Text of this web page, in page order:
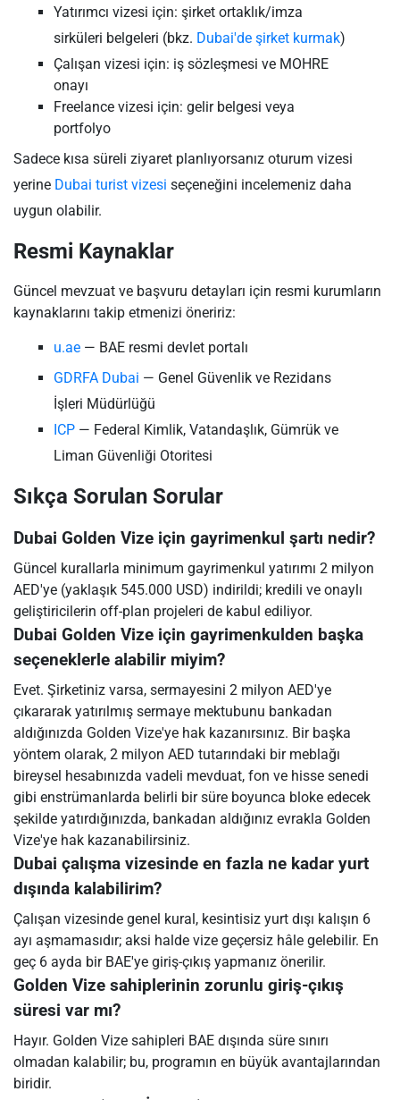
Yatırımcı vizesi için: şirket ortaklık/imza
sirküleri belgeleri (bkz. Dubai'de şirket kurmak)
Çalışan vizesi için: iş sözleşmesi ve MOHRE
onayı
Freelance vizesi için: gelir belgesi veya
portfolyo
Sadece kısa süreli ziyaret planlıyorsanız oturum vizesi
yerine Dubai turist vizesi seçeneğini incelemeniz daha
uygun olabilir.
Resmi Kaynaklar
Güncel mevzuat ve başvuru detayları için resmi kurumların
kaynaklarını takip etmenizi öneririz:
u.ae — BAE resmi devlet portalı
GDRFA Dubai — Genel Güvenlik ve Rezidans
İşleri Müdürlüğü
ICP — Federal Kimlik, Vatandaşlık, Gümrük ve
Liman Güvenliği Otoritesi
Sıkça Sorulan Sorular
Dubai Golden Vize için gayrimenkul şartı nedir?
Güncel kurallarla minimum gayrimenkul yatırımı 2 milyon
AED'ye (yaklaşık 545.000 USD) indirildi; kredili ve onaylı
geliştiricilerin off-plan projeleri de kabul ediliyor.
Dubai Golden Vize için gayrimenkulden başka
seçeneklerle alabilir miyim?
Evet. Şirketiniz varsa, sermayesini 2 milyon AED'ye
çıkararak yatırılmış sermaye mektubunu bankadan
aldığınızda Golden Vize'ye hak kazanırsınız. Bir başka
yöntem olarak, 2 milyon AED tutarındaki bir meblağı
bireysel hesabınızda vadeli mevduat, fon ve hisse senedi
gibi enstrümanlarda belirli bir süre boyunca bloke edecek
şekilde yatırdığınızda, bankadan aldığınız evrakla Golden
Vize'ye hak kazanabilirsiniz.
Dubai çalışma vizesinde en fazla ne kadar yurt
dışında kalabilirim?
Çalışan vizesinde genel kural, kesintisiz yurt dışı kalışın 6
ayı aşmamasıdır; aksi halde vize geçersiz hâle gelebilir. En
geç 6 ayda bir BAE'ye giriş-çıkış yapmanız önerilir.
Golden Vize sahiplerinin zorunlu giriş-çıkış
süresi var mı?
Hayır. Golden Vize sahipleri BAE dışında süre sınırı
olmadan kalabilir; bu, programın en büyük avantajlarından
biridir.